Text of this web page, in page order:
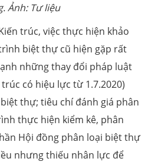
Ảnh: Tư liệu
trúc, việc thực hiện khảo
biệt thự cũ hiện gặp rất
những thay đổi pháp luật
có hiệu lực từ 1.7.2020)
thự; tiêu chí đánh giá phân
thực hiện kiểm kê, phân
Hội đồng phân loại biệt thự
nhưng thiếu nhân lực để